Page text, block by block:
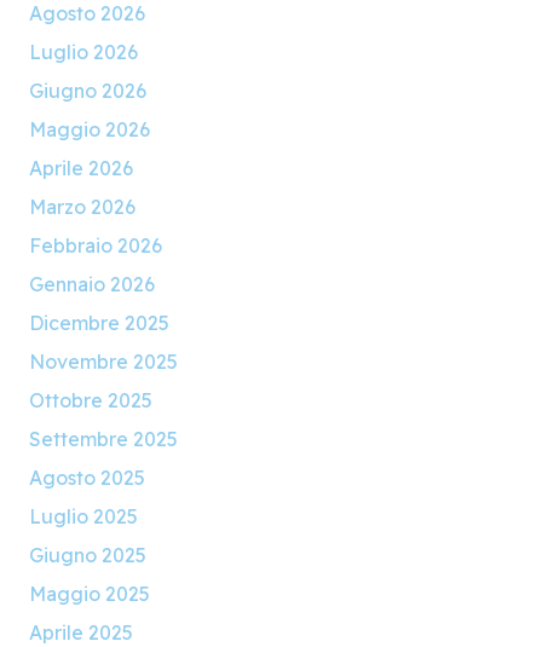
Agosto 2026
Luglio 2026
Giugno 2026
Maggio 2026
Aprile 2026
Marzo 2026
Febbraio 2026
Gennaio 2026
Dicembre 2025
Novembre 2025
Ottobre 2025
Settembre 2025
Agosto 2025
Luglio 2025
Giugno 2025
Maggio 2025
Aprile 2025